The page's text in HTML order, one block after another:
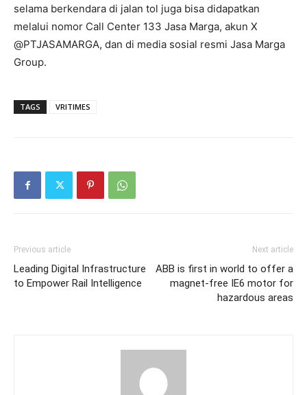
selama berkendara di jalan tol juga bisa didapatkan
melalui nomor Call Center 133 Jasa Marga, akun X
@PTJASAMARGA, dan di media sosial resmi Jasa Marga
Group.
TAGS VRITIMES
Previous article
Leading Digital Infrastructure
to Empower Rail Intelligence
Next article
ABB is first in world to offer a
magnet-free IE6 motor for
hazardous areas